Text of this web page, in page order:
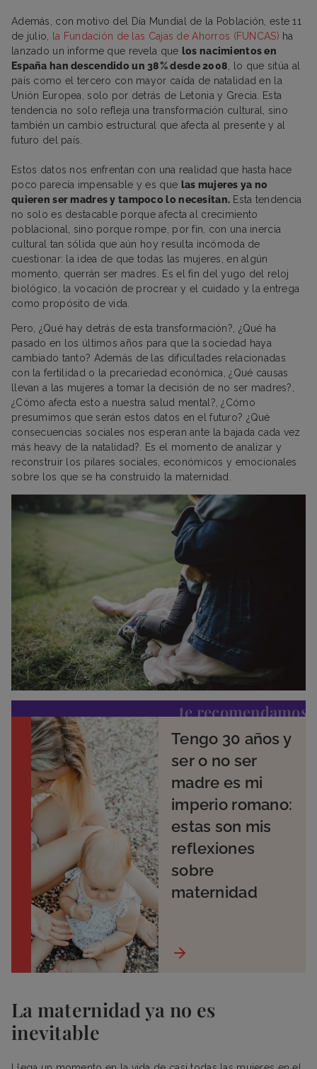
Además, con motivo del Día Mundial de la Población, este 11
de julio,
la Fundación de las Cajas de Ahorros (FUNCAS) ha
lanzado un informe que revela que los nacimientos en
España han descendido un 38% desde 2008 , lo que sitúa al
país como el tercero con mayor caída de natalidad en la
Unión Europea, solo por detrás de Letonia y Grecia. Esta
tendencia no solo refleja una transformación cultural, sino
también un cambio estructural que afecta al presente y al
futuro del país.
Estos datos nos enfrentan con una realidad que hasta hace
poco parecía impensable y es que las mujeres ya no
quieren ser madres y tampoco lo necesitan. Esta tendencia
no solo es destacable porque afecta al crecimiento
poblacional, sino porque rompe, por fin, con una inercia
cultural tan sólida que aún hoy resulta incómoda de
cuestionar: la idea de que todas las mujeres, en algún
momento, querrán ser madres. Es el fin del yugo del reloj
biológico, la vocación de procrear y el cuidado y la entrega
como propósito de vida.
Pero, ¿Qué hay detrás de esta transformación?, ¿Qué ha
pasado en los últimos años para que la sociedad haya
cambiado tanto? Además de las dificultades relacionadas
con la fertilidad o la precariedad económica, ¿Qué causas
llevan a las mujeres a tomar la decisión de no ser madres?,
¿Cómo afecta esto a nuestra salud mental?, ¿Cómo
presumimos que serán estos datos en el futuro? ¿Qué
consecuencias sociales nos esperan ante la bajada cada vez
más heavy de la natalidad?. Es el momento de analizar y
reconstruir los pilares sociales, económicos y emocionales
sobre los que se ha construido la maternidad.
te recomendamos
Tengo 30 años y
ser o no ser
madre es mi
imperio romano:
estas son mis
reflexiones
sobre
maternidad
La maternidad ya no es
inevitable